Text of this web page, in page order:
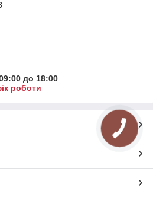
до 18:00
роботи